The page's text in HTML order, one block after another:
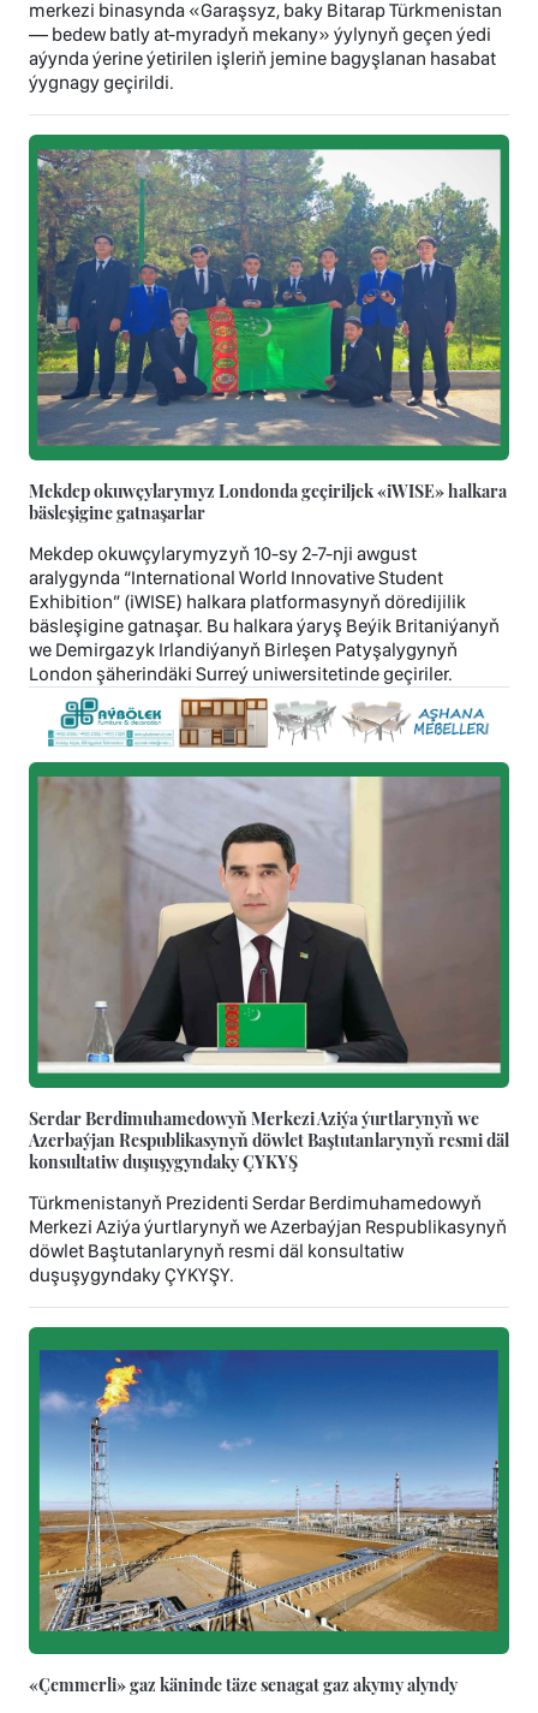
merkezi binasynda «Garaşsyz, baky Bitarap Türkmenistan
— bedew batly at-myradyň mekany» ýylynyň geçen ýedi
aýynda ýerine ýetirilen işleriň jemine bagyşlanan hasabat
ýygnagy geçirildi.
Mekdep okuwçylarymyz Londonda geçiriljek «iWISE» halkara
bäsleşigine gatnaşarlar
Mekdep okuwçylarymyzyň 10-sy 2-7-nji awgust
aralygynda “International World Innovative Student
Exhibition” (iWISE) halkara platformasynyň döredijilik
bäsleşigine gatnaşar. Bu halkara ýaryş Beýik Britaniýanyň
we Demirgazyk Irlandiýanyň Birleşen Patyşalygynyň
London şäherindäki Surreý uniwersitetinde geçiriler.
Serdar Berdimuhamedowyň Merkezi Aziýa ýurtlarynyň we
Azerbaýjan Respublikasynyň döwlet Baştutanlarynyň resmi däl
konsultatiw duşuşygyndaky ÇYKYŞ
Türkmenistanyň Prezidenti Serdar Berdimuhamedowyň
Merkezi Aziýa ýurtlarynyň we Azerbaýjan Respublikasynyň
döwlet Baştutanlarynyň resmi däl konsultatiw
duşuşygyndaky ÇYKYŞY.
«Çemmerli» gaz käninde täze senagat gaz akymy alyndy